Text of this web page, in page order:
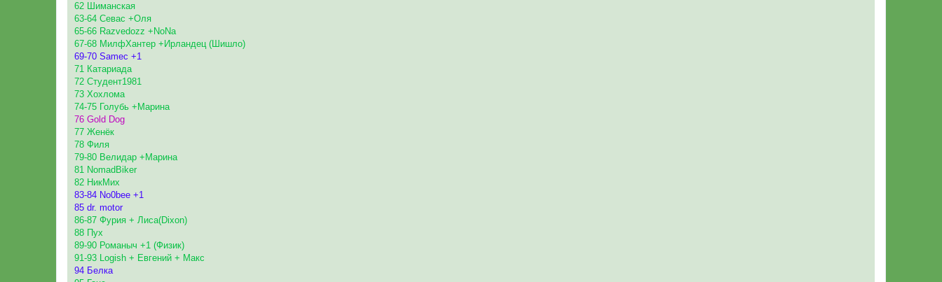
62 Шиманская
63-64 Севас +Оля
65-66 Razvedozz +NoNa
67-68 МилфХантер +Ирландец (Шишло)
69-70 Samec +1
71 Катариада
72 Студент1981
73 Хохлома
74-75 Голубь +Марина
76 Gold Dog
77 Женёк
78 Филя
79-80 Велидар +Марина
81 NomadBiker
82 НикМих
83-84 No0bee +1
85 dr. motor
86-87 Фурия + Лиса(Dixon)
88 Пух
89-90 Романыч +1 (Физик)
91-93 Logish + Евгений + Макс
94 Белка